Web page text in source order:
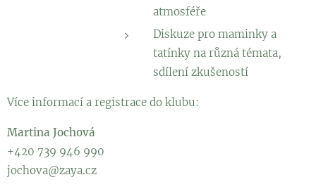
atmosféře
Diskuze pro maminky a
tatínky na různá témata,
sdílení zkušeností
Více informací a registrace do klubu:
Martina Jochová
+420 739 946 990
jochova@zaya.cz